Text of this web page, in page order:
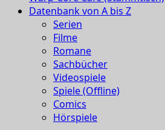
Datenbank von A bis Z
Serien
Filme
Romane
Sachbücher
Videospiele
Spiele (Offline)
Comics
Hörspiele